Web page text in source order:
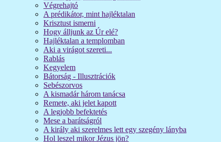
Végrehajtó
A prédikátor, mint hajléktalan
Krisztust ismerni
Hogy álljunk az Úr elé?
Hajléktalan a templomban
Aki a virágot szereti...
Rablás
Kegyelem
Bátorság - Illusztrációk
Sebészorvos
A kismadár három tanácsa
Remete, aki jelet kapott
A legjobb befektetés
Mese a barátságról
A király aki szerelmes lett egy szegény lányba
Hol leszel mikor Jézus jön?